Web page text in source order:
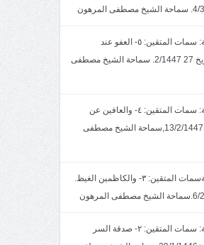
خطبة الجمعة: سمات المتقين: ٥- العفو عند
المقدرة. بتاريخ 27 2/1447. سماحة الشيخ مصطفى
خطبة الجمعة: سمات المتقين: ٤- والعافين عن
الناس.بتاريخ13/2/1447,سماحة الشيخ مصطفى
خطبة الجمعةسمات المتقين: ٣- والكاظمين الغيظ.
خطبة الجمعة: سمات المتقين: ٢- صدقة السر